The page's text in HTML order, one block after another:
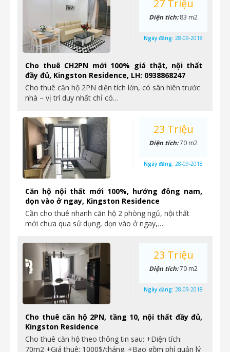
Cho thuê CH2PN mới 100% giá thật, nội thất
đầy đủ, Kingston Residence, LH: 0938868247
Cho thuê căn hộ 2PN diện tích lớn, có sân hiên trước
nhà – vị trí duy nhất chỉ có…
27 Triệu
Diện tích:83 m2
Ngày đăng: 28-09-2018
Căn hộ nội thất mới 100%, hướng đông nam,
dọn vào ở ngay, Kingston Residence
Cần cho thuê nhanh căn hộ 2 phòng ngủ, nội thất
mới chưa qua sử dụng, dọn vào ở ngay,…
23 Triệu
Diện tích:70 m2
Ngày đăng: 28-09-2018
Cho thuê căn hộ 2PN, tầng 10, nội thất đầy đủ,
Kingston Residence
Cho thuê căn hộ theo thông tin sau: +Diện tích:
70m2 +Giá thuê: 1000$/tháng. +Bao gồm phí quản lý
23 Triệu
Diện tích:70 m2
Ngày đăng: 28-09-2018